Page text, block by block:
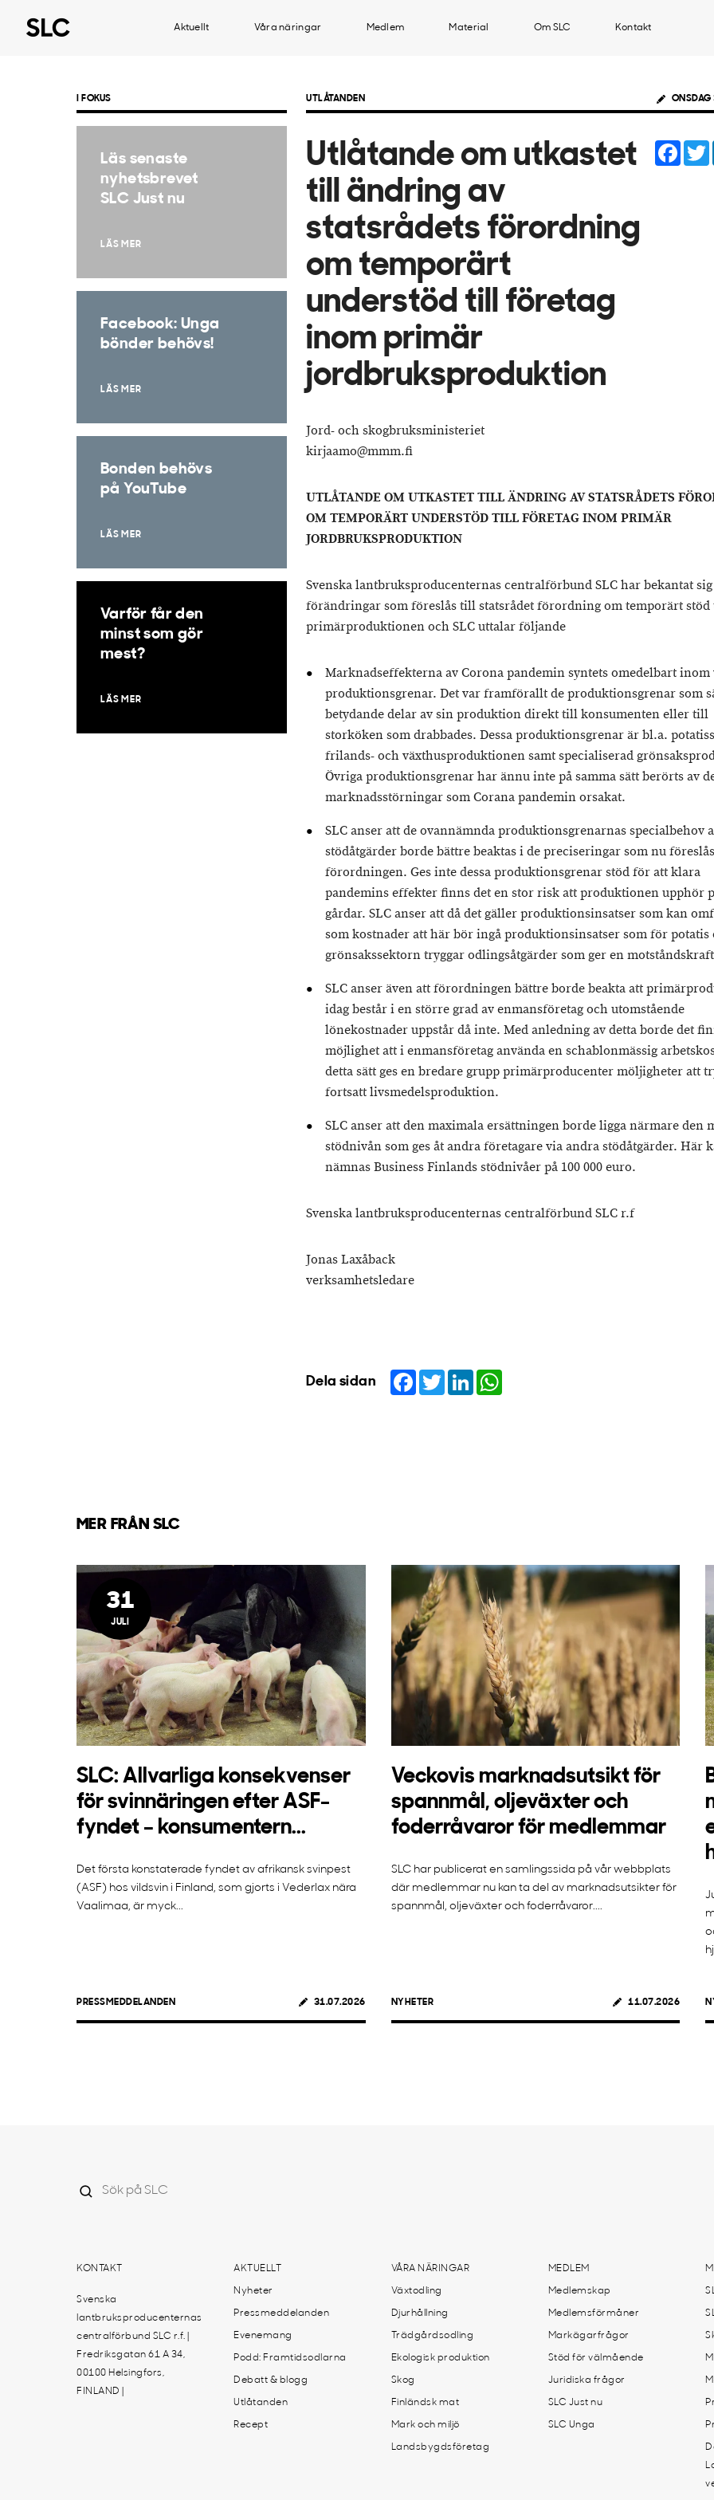
Aktuellt Våra näringar Medlem Material Om SLC Kontakt
UTLÅTANDEN
Utlåtande om utkastet
till ändring av
statsrådets förordning
om temporärt
understöd till företag
inom primär
jordbruksproduktion
Jord- och skogbruksministeriet
kirjaamo@mmm.fi
UTLÅTANDE OM UTKASTET TILL ÄNDRING AV STATSRÅDETS
OM TEMPORÄRT UNDERSTÖD TILL FÖRETAG INOM PRIMÄR
JORDBRUKSPRODUKTION
Svenska lantbruksproducenternas centralförbund SLC har bekantat
förändringar som föreslås till statsrådet förordning om temporärt
primärproduktionen och SLC uttalar följande
Marknadseffekterna av Corona pandemin syntets omedelbart inom
produktionsgrenar. Det var framförallt de produktionsgrenar som
betydande delar av sin produktion direkt till konsumenten eller till
storköken som drabbades. Dessa produktionsgrenar är bl.a.
frilands- och växthusproduktionen samt specialiserad
Övriga produktionsgrenar har ännu inte på samma sätt berörts av
marknadsstörningar som Corana pandemin orsakat.
SLC anser att de ovannämnda produktionsgrenarnas specialbehov
stödåtgärder borde bättre beaktas i de preciseringar som nu
förordningen. Ges inte dessa produktionsgrenar stöd för att klara
pandemins effekter finns det en stor risk att produktionen upphör
gårdar. SLC anser att då det gäller produktionsinsatser som kan
som kostnader att här bör ingå produktionsinsatser som för potatis
grönsakssektorn tryggar odlingsåtgärder som ger en
SLC anser även att förordningen bättre borde beakta att
idag består i en större grad av enmansföretag och utomstående
lönekostnader uppstår då inte. Med anledning av detta borde det
möjlighet att i enmansföretag använda en schablonmässig
detta sätt ges en bredare grupp primärproducenter möljigheter att
fortsatt livsmedelsproduktion.
SLC anser att den maximala ersättningen borde ligga närmare den
stödnivån som ges åt andra företagare via andra stödåtgärder. Här
nämnas Business Finlands stödnivåer på 100 000 euro.
Svenska lantbruksproducenternas centralförbund SLC r.f
Jonas Laxåback
verksamhetsledare
Dela sidan Facebook
TwitterLinkedIn
I FOKUS
Läs senaste
nyhetsbrevet
SLC Just nu
LÄS MER
Facebook: Unga
bönder behövs!
LÄS MER
Bonden behövs
på YouTube
LÄS MER
Varför får den
minst som gör
mest?
LÄS MER
MER FRÅN SLC
31
JULI
SLC: Allvarliga konsekvenser
för svinnäringen efter ASF-
fyndet – konsumentern...
Det första konstaterade fyndet av afrikansk svinpest
(ASF) hos vildsvin i Finland, som gjorts i Vederlax nära
Vaalimaa, är myck...
PRESSMEDDELANDEN 31.07.2026
Veckovis marknadsutsikt för
spannmål, oljeväxter och
foderråvaror för medlemmar
SLC har publicerat en samlingssida på vår webbplats
där medlemmar nu kan ta del av marknadsutsikter för
spannmål, oljeväxter och foderråvaror....
NYHETER 11.07.2026
KONTAKT
Svenska
lantbruksproducenternas
centralförbund SLC r.f. |
Fredriksgatan 61 A 34,
00100 Helsingfors,
FINLAND |
AKTUELLT
Nyheter
Pressmeddelanden
Evenemang
Podd: Framtidsodlarna
Debatt & blogg
Utlåtanden
Recept
VÅRA NÄRINGAR
Växtodling
Djurhållning
Trädgårdsodling
Ekologisk produktion
Skog
Finländsk mat
Mark och miljö
Landsbygdsföretag
MEDLEM
Medlemskap
Medlemsförmåner
Markägarfrågor
Stöd för välmående
Juridiska frågor
SLC Just nu
SLC Unga